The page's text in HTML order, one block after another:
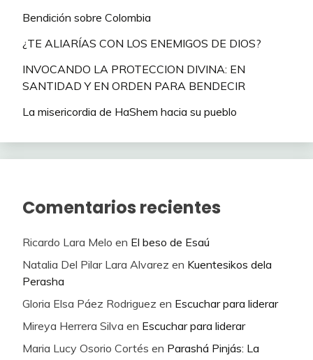
Bendición sobre Colombia
¿TE ALIARÍAS CON LOS ENEMIGOS DE DIOS?
INVOCANDO LA PROTECCION DIVINA: EN
SANTIDAD Y EN ORDEN PARA BENDECIR
La misericordia de HaShem hacia su pueblo
Comentarios recientes
Ricardo Lara Melo en El beso de Esaú
Natalia Del Pilar Lara Alvarez en Kuentesikos dela
Perasha
Gloria Elsa Páez Rodriguez en Escuchar para liderar
Mireya Herrera Silva en Escuchar para liderar
Maria Lucy Osorio Cortés en Parashá Pinjás: La